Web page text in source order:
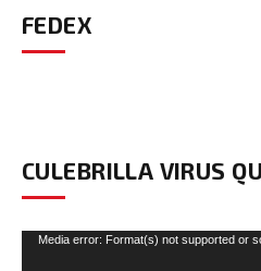
FEDEX
CULEBRILLA VIRUS
Reproductor
Media error: Format(s) not supported or